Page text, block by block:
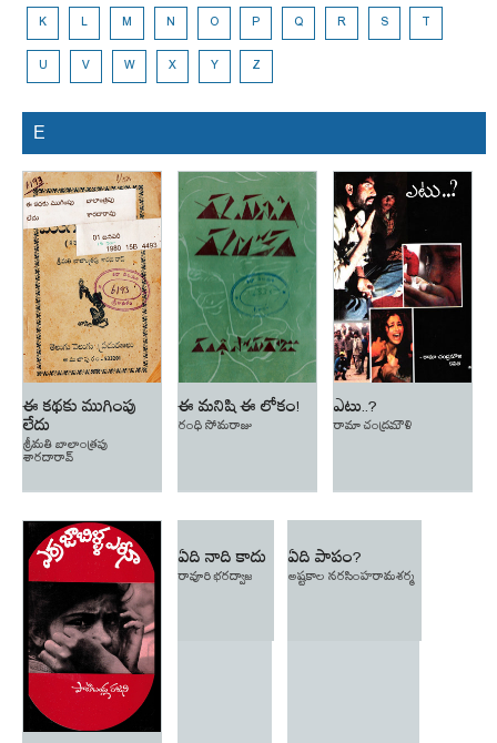
K L M N O P Q R S T
U V W X Y Z
E
ఈ కథకు ముగింపు
లేదు
శ్రీమతి బాలాంత్రపు
శారదారావ్
ఈ మనిషి ఈ లోకం!
రంధి సోమరాజు
ఎటు..?
రామా చంద్రమౌళి
ఏది నాది కాదు
రావూరి భరద్వాజ
ఏది పాపం?
అష్టకాల నరసింహరామశర్మ